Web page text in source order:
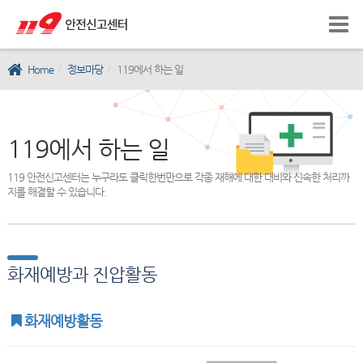
Home 정보마당 119에서 하는 일
119에서 하는 일
119 안전신고센터는 누구라도 클릭한번만으로 각종 재해에 대한 대비와 신속한 처리까
지를 해결할 수 있습니다.
화재예방과 진압활동
화재예방활동